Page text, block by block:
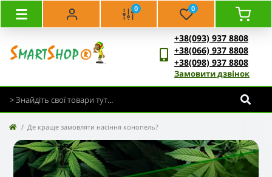
0 0
+38(093) 937 8808
+38(066) 937 8808
+38(098) 937 8808
Замовити дзвінок
Де краще замовляти насіння конопель?